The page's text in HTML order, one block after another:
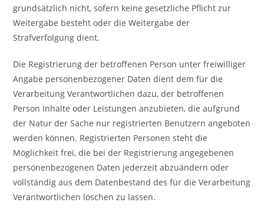
grundsätzlich nicht, sofern keine gesetzliche Pflicht zur
Weitergabe besteht oder die Weitergabe der
Strafverfolgung dient.
Die Registrierung der betroffenen Person unter freiwilliger
Angabe personenbezogener Daten dient dem für die
Verarbeitung Verantwortlichen dazu, der betroffenen
Person Inhalte oder Leistungen anzubieten, die aufgrund
der Natur der Sache nur registrierten Benutzern angeboten
werden können. Registrierten Personen steht die
Möglichkeit frei, die bei der Registrierung angegebenen
personenbezogenen Daten jederzeit abzuändern oder
vollständig aus dem Datenbestand des für die Verarbeitung
Verantwortlichen löschen zu lassen.